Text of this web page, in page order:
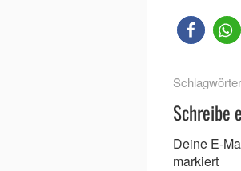
Schreibe
Deine E-
markiert